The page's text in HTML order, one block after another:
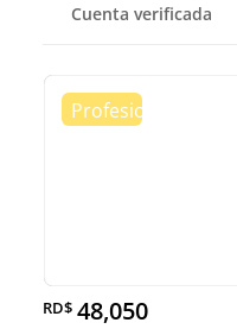
Cuenta verificada
RD$ 48,050